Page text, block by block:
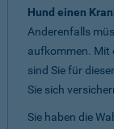
Hund einen
Anderenfalls
aufkommen. Mit
sind Sie für
Sie sich
Sie haben die